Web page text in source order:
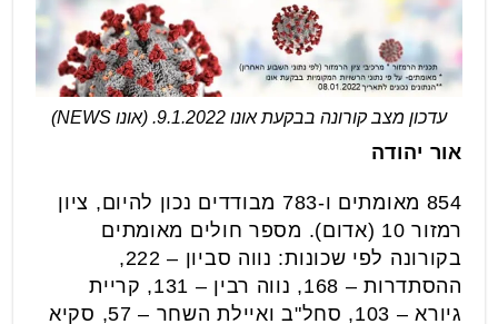
עדכון מצב קורונה בבקעת אונו 9.1.2022. (אונו NEWS)
אור יהודה
854 מאומתים ו-783 מבודדים נכון להיום, ציון
רמזור 10 (אדום). מספר חולים מאומתים
בקורונה לפי שכונות: נווה סביון – 222,
ההסתדרות – 168, נווה רבין – 131, קריית
גיורא – 103, סחל"ב ואיילת השחר – 57, סקיא